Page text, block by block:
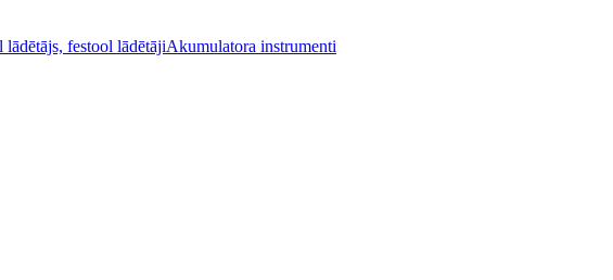
Akumulatora instrumenti